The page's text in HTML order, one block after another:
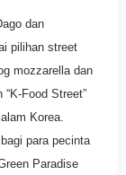
dan
pilihan street
mozzarella dan
Food Street”
Korea.
para pecinta
Paradise